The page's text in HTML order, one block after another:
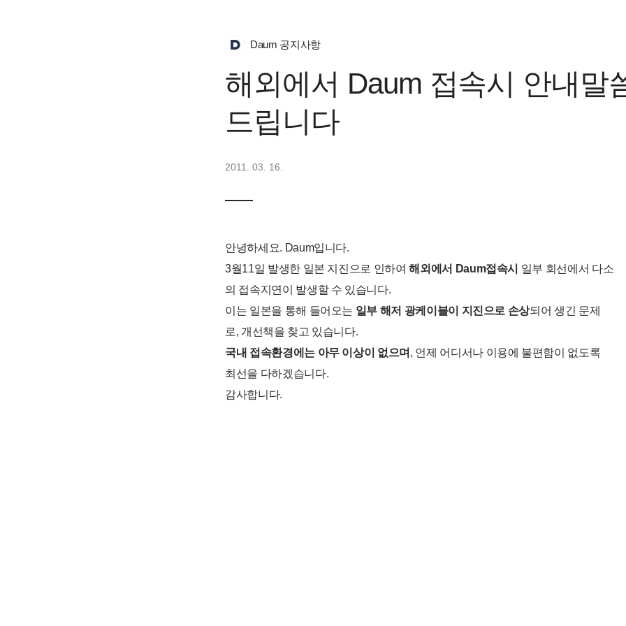
Daum 공지사항
해외에서 Daum 접속시 안내말
드립니다
2011. 03. 16.
안녕하세요. Daum입니다.
3월11일 발생한 일본 지진으로 인하여해외에서 Daum접속시
일부 회선에서 다소
의 접속지연이 발생할 수 있습니다.
이는 일본을 통해 들어오는 일부 해저 광케이블이 지진으로 손상되어 생긴 문제
로, 개선책을 찾고 있습니다.
국내 접속환경에는 아무 이상이 없으며 , 언제 어디서나 이용에 불편함이 없도록
최선을 다하겠습니다.
감사합니다.